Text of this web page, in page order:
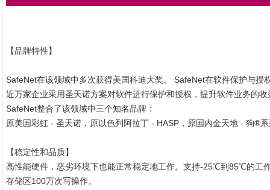
【品牌特性】
SafeNet在该领域中多次获得美国科迪大奖。 SafeNet在软件保护与授
近万家企业采用圣天诺方案对软件进行保护和授权，提升软件业务的收
SafeNet整合了该领域中三个知名品牌：
原美国彩虹 - 圣天诺，原以色列阿拉丁 - HASP，原国内金天地 - 狗®
【稳定性和品质】
高性能硬件，恶劣环境下也能正常稳定地工作。支持-25℃到85℃的工
存储区100万次写操作。